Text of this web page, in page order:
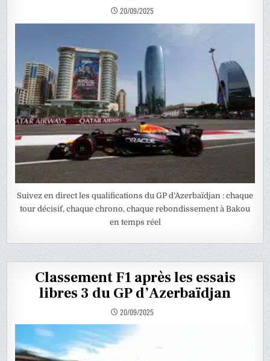
20/09/2025
Suivez en direct les qualifications du GP d’Azerbaïdjan : chaque
tour décisif, chaque chrono, chaque rebondissement à Bakou
en temps réel
Classement F1 après les essais
libres 3 du GP d’Azerbaïdjan
20/09/2025